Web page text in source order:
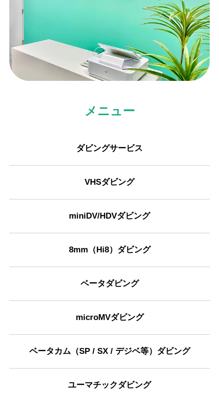
メニュー
ダビングサービス
VHSダビング
miniDV/HDVダビング
8mm（Hi8）ダビング
ベータダビング
microMVダビング
ベータカム（SP / SX / デジベ等）ダビング
ユーマチックダビング